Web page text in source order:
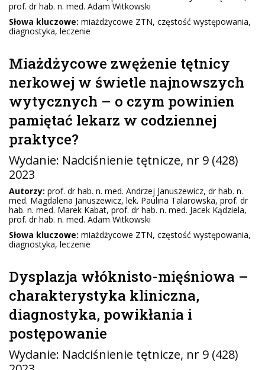
prof. dr hab. n. med. Adam Witkowski
Słowa kluczowe: miażdżycowe ZTN, częstość występowania,
diagnostyka, leczenie
Miażdżycowe zwężenie tętnicy
nerkowej w świetle najnowszych
wytycznych – o czym powinien
pamiętać lekarz w codziennej
praktyce?
Wydanie: Nadciśnienie tętnicze, nr 9 (428)
2023
Autorzy: prof. dr hab. n. med. Andrzej Januszewicz, dr hab. n.
med. Magdalena Januszewicz, lek. Paulina Talarowska, prof. dr
hab. n. med. Marek Kabat, prof. dr hab. n. med. Jacek Kądziela,
prof. dr hab. n. med. Adam Witkowski
Słowa kluczowe: miażdżycowe ZTN, częstość występowania,
diagnostyka, leczenie
Dysplazja włóknisto-mięśniowa –
charakterystyka kliniczna,
diagnostyka, powikłania i
postępowanie
Wydanie: Nadciśnienie tętnicze, nr 9 (428)